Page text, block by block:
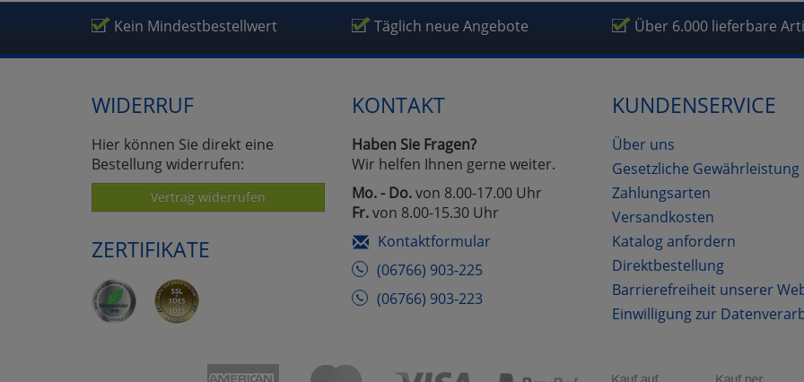
Kein Mindestbestellwert Täglich neue Angebote Über 6.000 lieferbare
WIDERRUF
Hier können Sie direkt eine
Bestellung widerrufen:
Vertrag widerrufen
ZERTIFIKATE
KONTAKT
Haben Sie Fragen?
Wir helfen Ihnen gerne weiter.
Mo. - Do.von 8.00-17.00 Uhr
Fr.von 8.00-15.30 Uhr
Kontaktformular
(06766) 903-225
(06766) 903-223
KUNDENSERVICE
Über uns
Gesetzliche Gewährleistung
Zahlungsarten
Versandkosten
Katalog anfordern
Direktbestellung
Barrierefreiheit unserer
Einwilligung zur